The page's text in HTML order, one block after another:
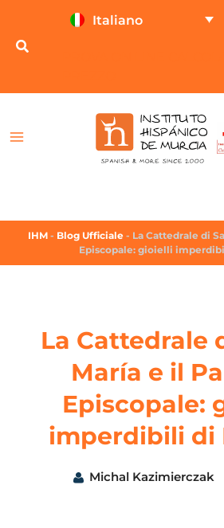
Italiano
IHM - Blog Ufficiale - La Cattedrale di
Episcopale: gioielli
La Cattedrale
María e il
Episcopale:
imperdibili di
Michal Kazimierczak